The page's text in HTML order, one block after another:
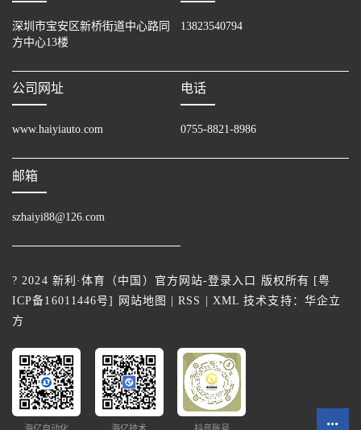
深圳市宝安区新桥街道中心路同
方中心13楼
13823540794
公司网址
www.haiyiauto.com
电话
0755-8821-8986
邮箱
szhaiyi88@126.com
? 2024 新利·体育（中国）官方网站-登录入口 版权所有 [粤
ICP备16011446号] 网站地图 |RSS XML 技术支持： 华企立
方